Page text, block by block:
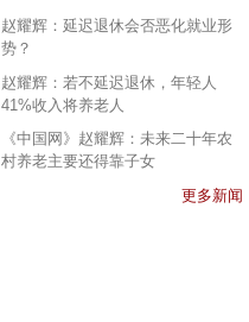
赵耀辉：延迟退休会否恶化就业形
势？
赵耀辉：若不延迟退休，年轻人
41%收入将养老人
《中国网》赵耀辉：未来二十年农
村养老主要还得靠子女
更多新闻